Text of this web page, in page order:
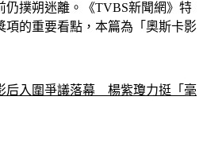
仍撲朔迷離。《TVBS新聞網》特
項的重要看點，本篇為「奧斯卡影
后入圍爭議落幕　楊紫瓊力挺「毫